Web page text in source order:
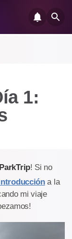
1:
! Si no
a la
mi viaje